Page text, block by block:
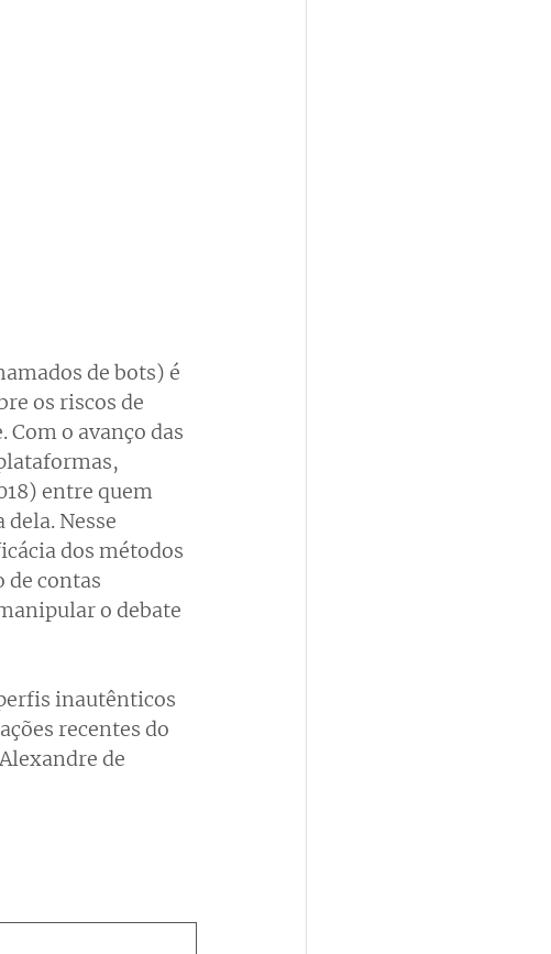
de bots) é
os riscos de
o avanço das
entre quem
Nesse
dos métodos
de contas
o debate
inautênticos
recentes do
de